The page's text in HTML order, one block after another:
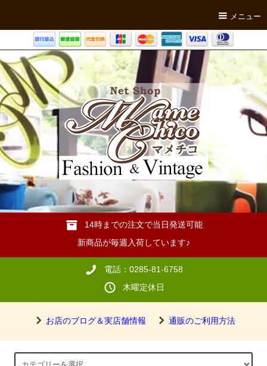
メニュー
14時までの注文で当日発送可能
新商品が毎週入荷しています♪
電話：0285-81-6758
木曜定休日
お店のブログ＆実店舗情報 通販のご利用方法